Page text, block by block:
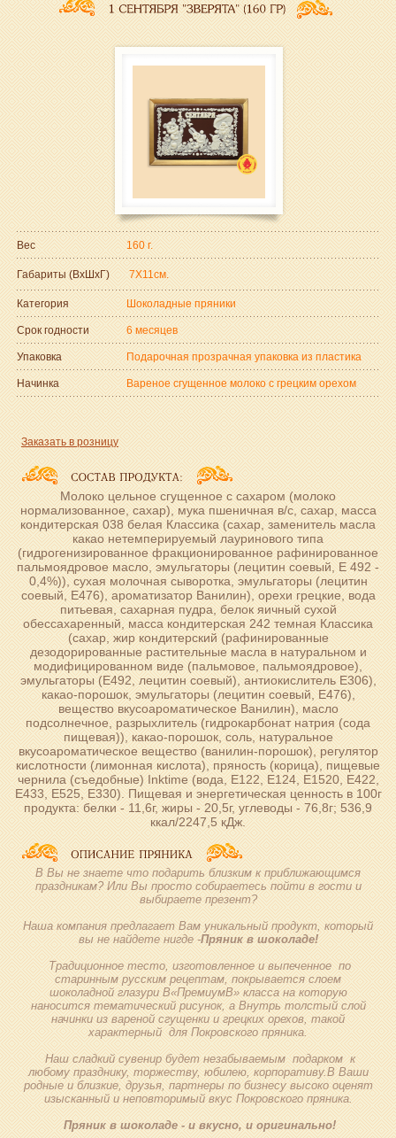
Вес 160 г.
Габариты (ВxШxГ) 7Х11см.
Категория Шоколадные пряники
Срок годности 6 месяцев
Упаковка Подарочная прозрачная упаковка из пластика
Начинка Вареное сгущенное молоко с грецким орехом
Заказать в розницу
Молоко цельное сгущенное с сахаром (молоко
нормализованное, сахар), мука пшеничная в/с, сахар, масса
кондитерская 038 белая Классика (сахар, заменитель масла
какао нетемперируемый лауринового типа
(гидрогенизированное фракционированное рафинированное
пальмоядровое масло, эмульгаторы (лецитин соевый, Е 492 -
0,4%)), сухая молочная сыворотка, эмульгаторы (лецитин
соевый, Е476), ароматизатор Ванилин), орехи грецкие, вода
питьевая, сахарная пудра, белок яичный сухой
обессахаренный, масса кондитерская 242 темная Классика
(сахар, жир кондитерский (рафинированные
дезодорированные растительные масла в натуральном и
модифицированном виде (пальмовое, пальмоядровое),
эмульгаторы (Е492, лецитин соевый), антиокислитель Е306),
какао-порошок, эмульгаторы (лецитин соевый, Е476),
вещество вкусоароматическое Ванилин), масло
подсолнечное, разрыхлитель (гидрокарбонат натрия (сода
пищевая)), какао-порошок, соль, натуральное
вкусоароматическое вещество (ванилин-порошок), регулятор
кислотности (лимонная кислота), пряность (корица), пищевые
чернила (съедобные) Inktime (вода, Е122, Е124, Е1520, Е422,
Е433, Е525, Е330). Пищевая и энергетическая ценность в 100г
продукта: белки - 11,6г, жиры - 20,5г, углеводы - 76,8г; 536,9
ккал/2247,5 кДж.
В Вы не знаете что подарить близким к приближающимся
праздникам? Или Вы просто собираетесь пойти в гости и
выбираете презент?
Наша компания предлагает Вам уникальный продукт, который
вы не найдете нигде -Пряник в шоколаде!
Традиционное тесто, изготовленное и выпеченное по
старинным русским рецептам, покрывается слоем
шоколадной глазури В«ПремиумВ» класса на которую
наносится тематический рисунок, а Внутрь толстый слой
начинки из вареной сгущенки и грецких орехов, такой
характерный для Покровского пряника.
Наш сладкий сувенир будет незабываемым подарком к
любому празднику, торжеству, юбилею, корпоративу.В Ваши
родные и близкие, друзья, партнеры по бизнесу высоко оценят
изысканный и неповторимый вкус Покровского пряника.
Пряник в шоколаде - и вкусно, и оригинально!